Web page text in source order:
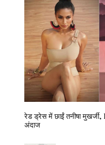
रेड ड्रेस में छाईं तनीषा
अंदाज